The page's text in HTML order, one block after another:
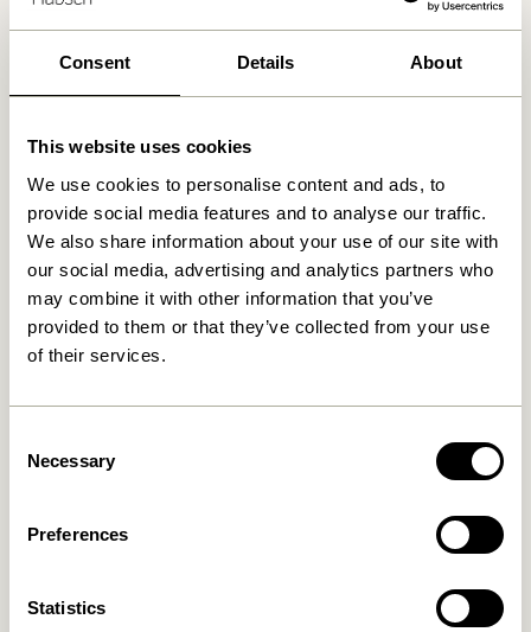
Consent Details About
This website uses cookies
We use cookies to personalise content and ads, to
provide social media features and to analyse our traffic.
We also share information about your use of our site with
our social media, advertising and analytics partners who
may combine it with other information that you’ve
provided to them or that they’ve collected from your use
of their services.
Selection
Necessary
Preferences
Statistics
649,00kr.